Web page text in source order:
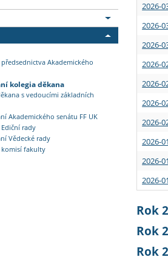
Akademického
kolegia děkana
s vedoucími základních
Akademického senátu FF UK
rady
Vědecké rady
komisí fakulty
2026-
2026-
2026-
2026-
2026-
2026-
2026-
2026-
2026-
2026-
Rok
Rok
Rok